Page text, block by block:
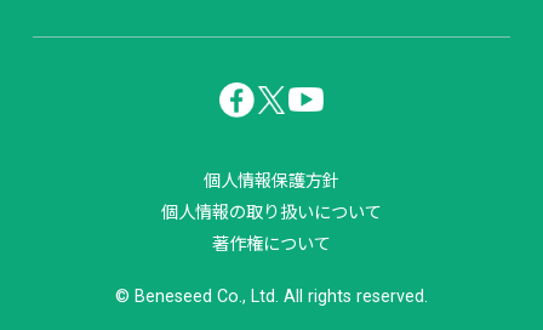
個人情報保護方針
個人情報の取り扱いについて
著作権について
© Beneseed Co., Ltd. All rights reserved.